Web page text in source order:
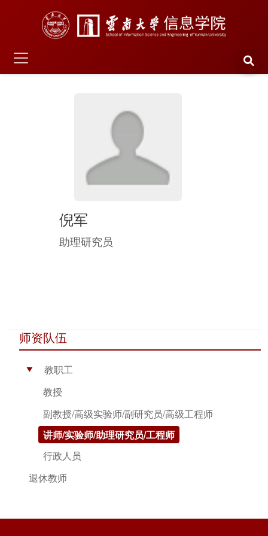
倪军
助理研究员
师资队伍
▶
教职工
教授
副教授/高级实验师/副研究员/高级工程师
讲师/实验师/助理研究员/工程师
行政人员
退休教师